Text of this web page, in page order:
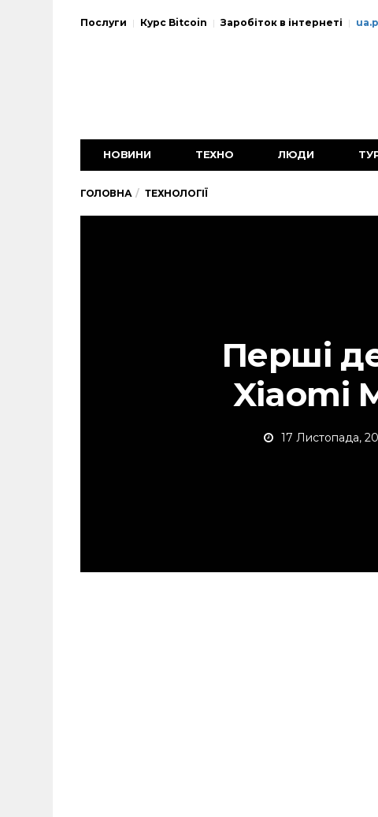
Послуги Курс Bitcoin Заробіток в інтернеті
НОВИНИ ТЕХНО ЛЮДИ
ГОЛОВНА ТЕХНОЛОГІЇ
Перші
Xiaomi
17 Листопада,